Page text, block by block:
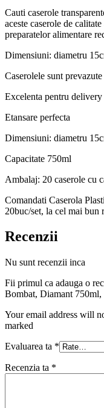
Cauti caserole
aceste caserole de
preparatelor alimentare
Dimensiuni: diametru
Caserolele sunt
Excelenta pentru
Etansare perfecta
Dimensiuni: diametru
Capacitate 750ml
Ambalaj: 20 caserole cu
Comandati Caserola
20buc/set, la cel mai bun
Recenzii
Nu sunt recenzii inca
Fii primul ca adauga o
Bombat, Diamant 750ml,
Your email address will
marked
Evaluarea ta *
Recenzia ta *